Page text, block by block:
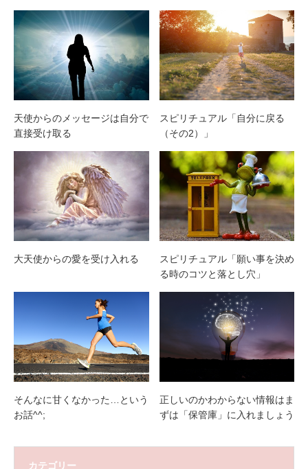
天使からのメッセージは自分で
直接受け取る
スピリチュアル「自分に戻る
（その2）」
大天使からの愛を受け入れる
スピリチュアル「願い事を決め
る時のコツと落とし穴」
そんなに甘くなかった…という
お話^^;
正しいのかわからない情報はま
ずは「保管庫」に入れましょう
カテゴリー